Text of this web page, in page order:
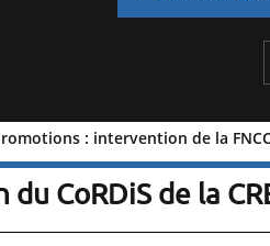
: intervention de la
:
CoRDiS de la